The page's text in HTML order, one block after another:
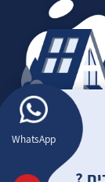
WhatsApp